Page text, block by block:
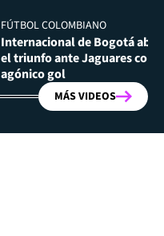
FÚTBOL COLOMBIANO
Internacional de Bogotá
el triunfo ante Jaguares con
agónico gol
MÁS VIDEOS